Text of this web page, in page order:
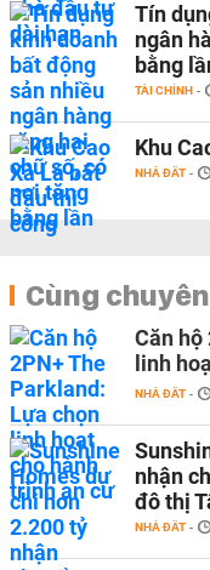
Tín
ngân
bằng
TÀI CHÍNH -
Khu
NHÀ ĐẤT -
Cùng
Căn hộ
linh
NHÀ ĐẤT -
nhận
đô thị
NHÀ ĐẤT -